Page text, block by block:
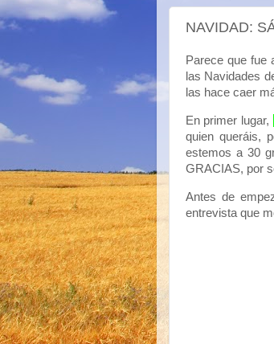
NAVIDAD:
Parece que fue
las Navidades
las hace caer
En primer lugar,
quien queráis,
estemos a 30
GRACIAS, por
Antes de
entrevista que